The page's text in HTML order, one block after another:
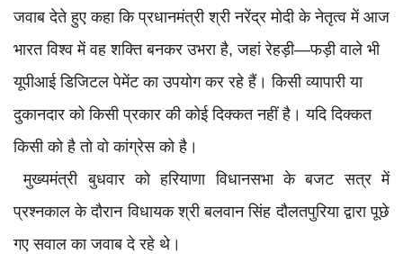
जवाब देते हुए कहा कि प्रधानमंत्री श्री नरेंद्र मोदी के नेतृत्व में आज
भारत विश्व में वह शक्ति बनकर उभरा है, जहां रेहड़ी—फड़ी वाले भी
यूपीआई डिजिटल पेमेंट का उपयोग कर रहे हैं। किसी व्यापारी या
दुकानदार को किसी प्रकार की कोई दिक्कत नहीं है। यदि दिक्कत
किसी को है तो वो कांग्रेस को है।
मुख्यमंत्री बुधवार को हरियाणा विधानसभा के बजट सत्र में
प्रश्नकाल के दौरान विधायक श्री बलवान सिंह दौलतपुरिया द्वारा पूछे
गए सवाल का जवाब दे रहे थे।